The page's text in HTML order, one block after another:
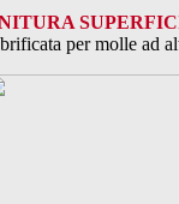
per molle ad